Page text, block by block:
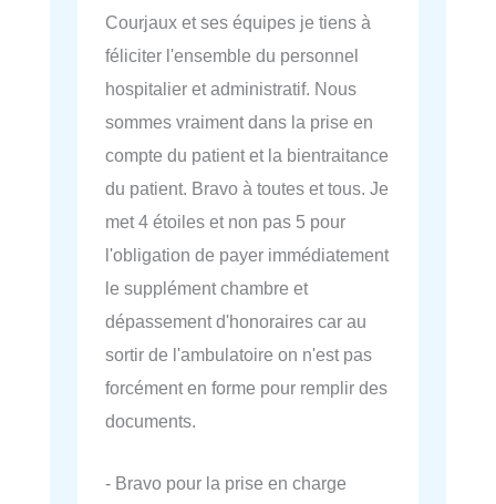
Courjaux et ses équipes je tiens à
féliciter l'ensemble du personnel
hospitalier et administratif. Nous
sommes vraiment dans la prise en
compte du patient et la bientraitance
du patient. Bravo à toutes et tous. Je
met 4 étoiles et non pas 5 pour
l'obligation de payer immédiatement
le supplément chambre et
dépassement d'honoraires car au
sortir de l'ambulatoire on n'est pas
forcément en forme pour remplir des
documents.
- Bravo pour la prise en charge